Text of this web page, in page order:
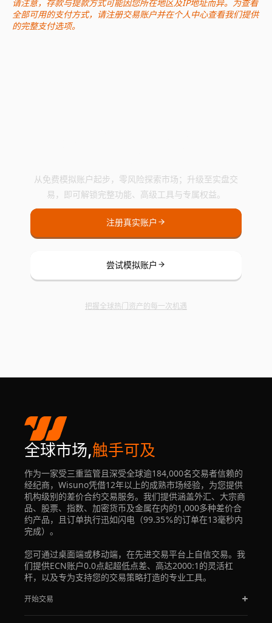
全部可用的支付方式，请注册交易账户并在个人中心查看我们提供
的完整支付选项。
从免费模拟账户起步，零风险探索市场；升级至实盘交
易，即可解锁完整功能、高级工具与专属权益。
注册真实账户
尝试模拟账户
把握全球热门资产的每一次机遇
全球市场,触手可及
作为一家受三重监管且深受全球逾184,000名交易者信赖的
经纪商，Wisuno凭借12年以上的成熟市场经验，为您提供
机构级别的差价合约交易服务。我们提供涵盖外汇、大宗商
品、股票、指数、加密货币及金属在内的1,000多种差价合
约产品，且订单执行迅如闪电（99.35%的订单在13毫秒内
完成）。
您可通过桌面端或移动端，在先进交易平台上自信交易。我
们提供ECN账户0.0点起超低点差、高达2000:1的灵活杠
杆，以及专为支持您的交易策略打造的专业工具。
开始交易